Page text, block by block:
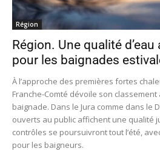
Région
Région. Une qualité
pour les baignades
À l’approche des premières fortes
Franche-Comté dévoile son
baignade. Dans le Jura comme dans le
ouverts au public affichent une qualité
contrôles se poursuivront tout l’été,
pour les baigneurs.